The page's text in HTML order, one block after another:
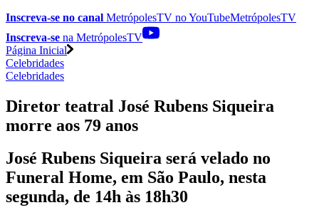
Inscreva-se no canal MetrópolesTV noYouTubeMetrópolesTV
Inscreva-se na MetrópolesTV
Página Inicial
Celebridades
Celebridades
Diretor teatral José Rubens Siqueira
morre aos 79 anos
José Rubens Siqueira será velado no
Funeral Home, em São Paulo, nesta
segunda, de 14h às 18h30